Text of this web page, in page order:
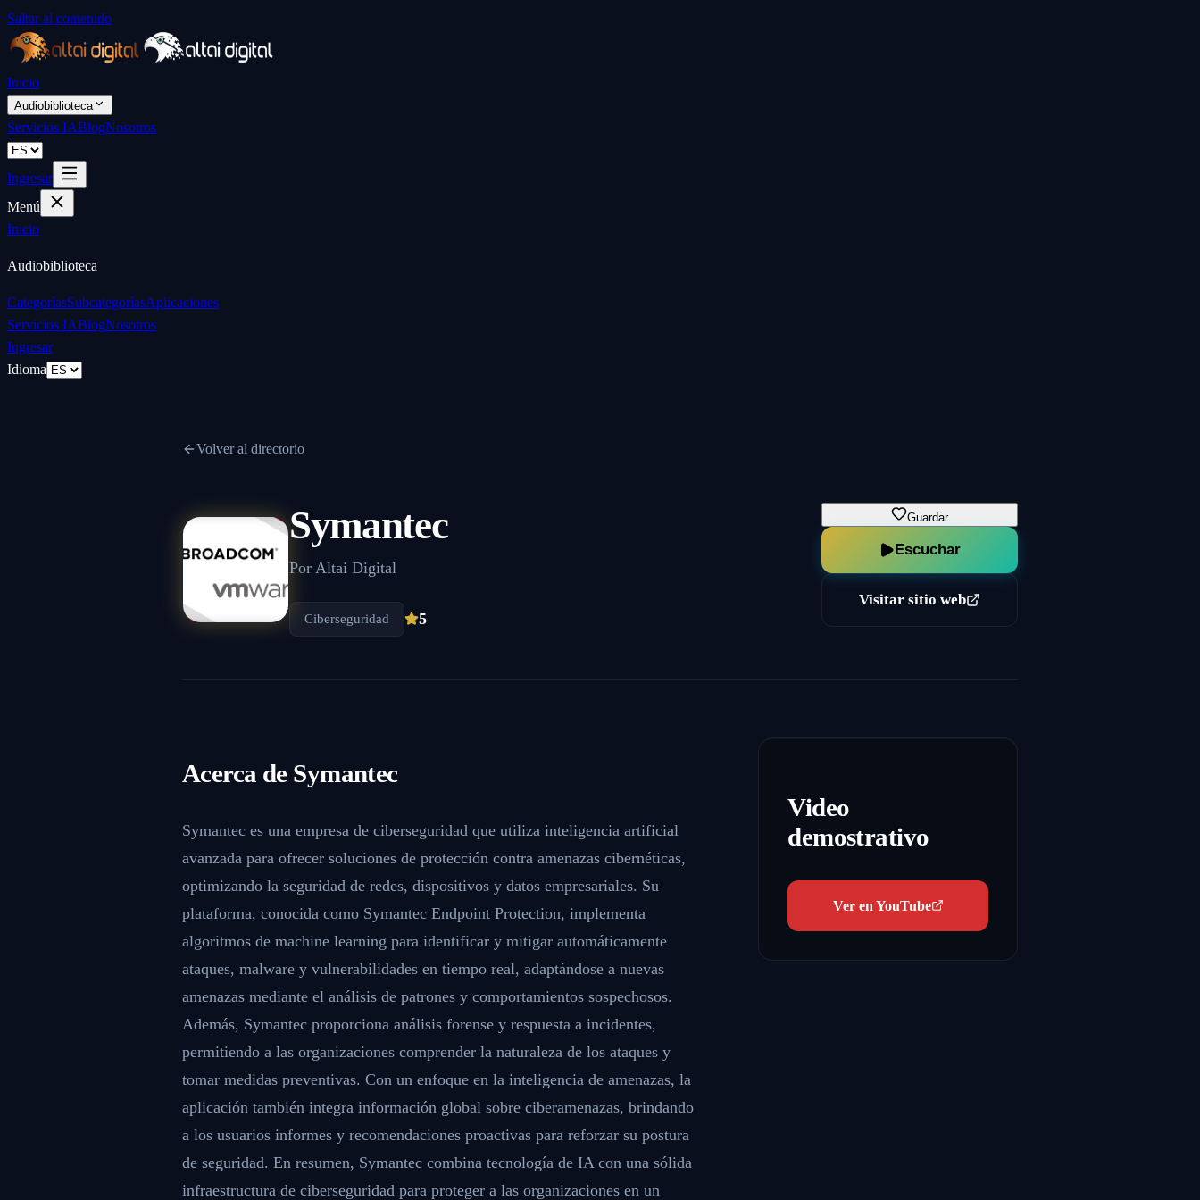
Saltar al contenido
Inicio
Audiobiblioteca
Servicios IABlogNosotros
Ingresar
Menú
Inicio
Audiobiblioteca
CategoríasSubcategoríasAplicaciones
Servicios IABlogNosotros
Ingresar
Idioma
Volver al directorio
Symantec
Por Altai Digital
Ciberseguridad 5
Guardar
Escuchar
Visitar sitio web
Acerca de Symantec
Symantec es una empresa de ciberseguridad que utiliza inteligencia artificial
avanzada para ofrecer soluciones de protección contra amenazas cibernéticas,
optimizando la seguridad de redes, dispositivos y datos empresariales. Su
plataforma, conocida como Symantec Endpoint Protection, implementa
algoritmos de machine learning para identificar y mitigar automáticamente
ataques, malware y vulnerabilidades en tiempo real, adaptándose a nuevas
amenazas mediante el análisis de patrones y comportamientos sospechosos.
Además, Symantec proporciona análisis forense y respuesta a incidentes,
permitiendo a las organizaciones comprender la naturaleza de los ataques y
tomar medidas preventivas. Con un enfoque en la inteligencia de amenazas, la
aplicación también integra información global sobre ciberamenazas, brindando
a los usuarios informes y recomendaciones proactivas para reforzar su postura
de seguridad. En resumen, Symantec combina tecnología de IA con una sólida
infraestructura de ciberseguridad para proteger a las organizaciones en un
Video
demostrativo
Ver en YouTube